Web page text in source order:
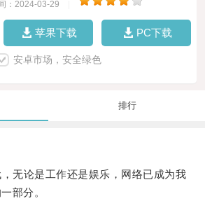
：2024-03-29
苹果下载 PC下载
安卓市场，安全绿色
排行
论是工作还是娱乐，网络已成为我
部分。